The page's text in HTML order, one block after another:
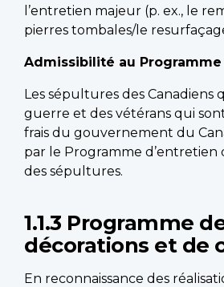
l’entretien majeur (p. ex., le
pierres tombales/le
Admissibilité au Programme
Les sépultures des Canadiens
guerre et des vétérans qui
frais du gouvernement du
par le Programme d’entretien
des sépultures.
1.1.3 Programme
décorations et de
En reconnaissance des